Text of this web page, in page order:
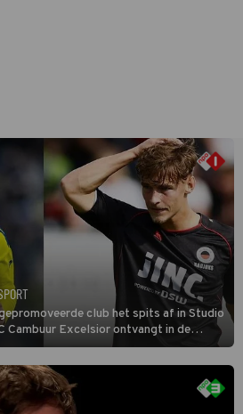
club het spits af in Studio
Cambuur Excelsior ontvangt in de
Eredivisieseizoen. De nieuwe
en hij wil aanvallend voetballen.